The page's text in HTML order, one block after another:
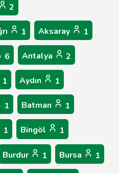
2
1 Aksaray 1
6 Antalya 2
1 Aydın 1
1 Batman 1
1 Bingöl 1
Burdur 1 Bursa 1